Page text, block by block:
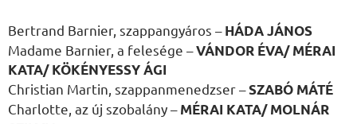
Bertrand Barnier, szappangyáros –HÁDA JÁNOS
Madame Barnier, a felesége –VÁNDOR ÉVA/ MÉRAI
KATA/ KÖKÉNYESSY ÁGI
Christian Martin, szappanmenedzser –SZABÓ MÁTÉ
Charlotte, az új szobalány –MÉRAI KATA/ MOLNÁR